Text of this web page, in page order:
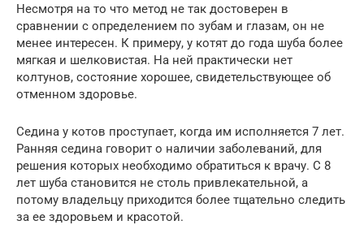
Несмотря на то что метод не так достоверен в
сравнении с определением по зубам и глазам, он не
менее интересен. К примеру, у котят до года шуба более
мягкая и шелковистая. На ней практически нет
колтунов, состояние хорошее, свидетельствующее об
отменном здоровье.
Седина у котов проступает, когда им исполняется 7 лет.
Ранняя седина говорит о наличии заболеваний, для
решения которых необходимо обратиться к врачу. С 8
лет шуба становится не столь привлекательной, а
потому владельцу приходится более тщательно следить
за ее здоровьем и красотой.